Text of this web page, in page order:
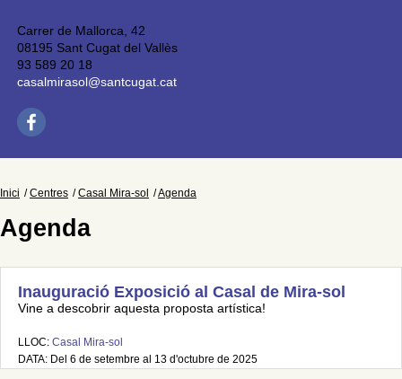
Carrer de Mallorca, 42
08195 Sant Cugat del Vallès
93 589 20 18
casalmirasol@santcugat.cat
Inici Centres Casal Mira-sol Agenda
Agenda
Inauguració Exposició al Casal de Mira-sol
Vine a descobrir aquesta proposta artística!
LLOC: Casal Mira-sol
DATA: Del 6 de setembre al 13 d'octubre de 2025